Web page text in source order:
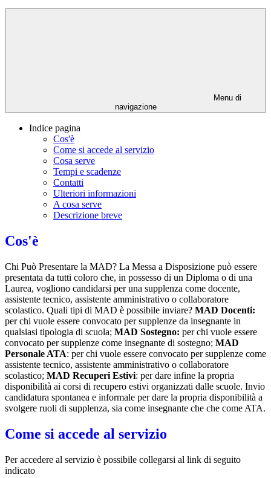
Menu di
navigazione
Indice pagina
Cos'è
Come si accede al servizio
Cosa serve
Tempi e scadenze
Contatti
Ulteriori informazioni
A cosa serve
Descrizione breve
Cos'è
Chi Può Presentare la MAD? La Messa a Disposizione può essere
presentata da tutti coloro che, in possesso di un Diploma o di una
Laurea, vogliono candidarsi per una supplenza come docente,
assistente tecnico, assistente amministrativo o collaboratore
scolastico. Quali tipi di MAD è possibile inviare? MAD Docenti:
per chi vuole essere convocato per supplenze da insegnante in
qualsiasi tipologia di scuola; MAD Sostegno: per chi vuole essere
convocato per supplenze come insegnante di sostegno; MAD
Personale ATA: per chi vuole essere convocato per supplenze come
assistente tecnico, assistente amministrativo o collaboratore
scolastico; MAD Recuperi Estivi: per dare infine la propria
disponibilità ai corsi di recupero estivi organizzati dalle scuole. Invio
candidatura spontanea e informale per dare la propria disponibilità a
svolgere ruoli di supplenza, sia come insegnante che che come ATA.
Come si accede al servizio
Per accedere al servizio è possibile collegarsi al link di seguito
indicato